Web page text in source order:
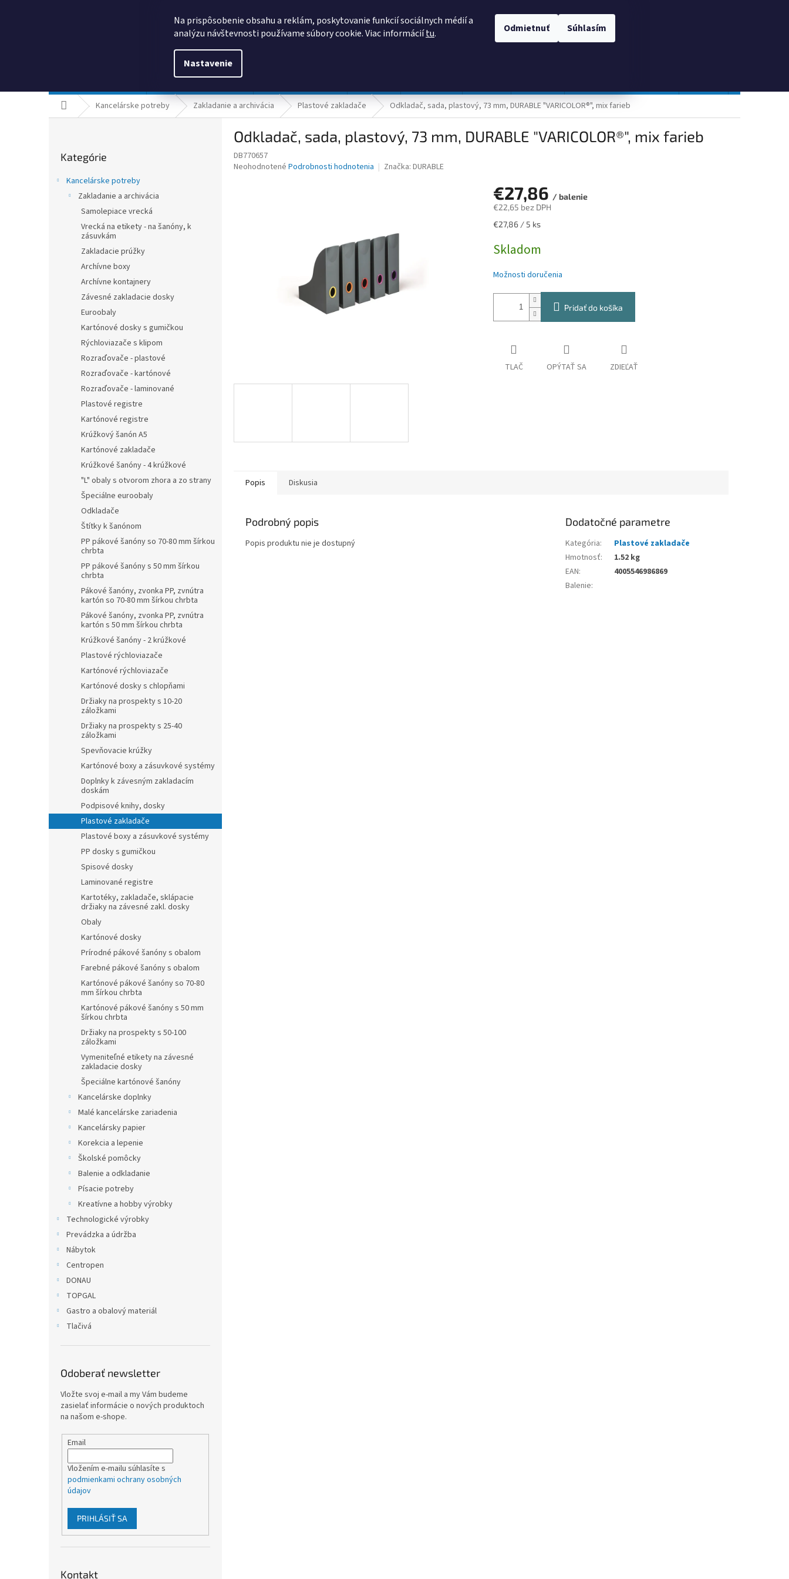
Na prispôsobenie obsahu a reklám, poskytovanie funkcií sociálnych médií a
analýzu návštevnosti používame súbory cookie. Viac informáciítu.
Nastavenie
Odmietnuť Súhlasím
DomovKancelárske potreby Zakladanie a archivácia Plastové zakladače Odkladač, sada, plastový, 73 mm, DURABLE "VARICOLOR®", mix farieb
kategórie
Kategórie
Kancelárske potreby
Zakladanie a archivácia
Samolepiace vrecká
Vrecká na etikety - na šanóny, k
zásuvkám
Zakladacie prúžky
Archívne boxy
Archívne kontajnery
Závesné zakladacie dosky
Euroobaly
Kartónové dosky s gumičkou
Rýchloviazače s klipom
Rozraďovače - plastové
Rozraďovače - kartónové
Rozraďovače - laminované
Plastové registre
Kartónové registre
Krúžkový šanón A5
Kartónové zakladače
Krúžkové šanóny - 4 krúžkové
"L" obaly s otvorom zhora a zo strany
Špeciálne euroobaly
Odkladače
Štítky k šanónom
PP pákové šanóny so 70-80 mm šírkou
chrbta
PP pákové šanóny s 50 mm šírkou
chrbta
Pákové šanóny, zvonka PP, zvnútra
kartón so 70-80 mm šírkou chrbta
Pákové šanóny, zvonka PP, zvnútra
kartón s 50 mm šírkou chrbta
Krúžkové šanóny - 2 krúžkové
Plastové rýchloviazače
Kartónové rýchloviazače
Kartónové dosky s chlopňami
Držiaky na prospekty s 10-20
záložkami
Držiaky na prospekty s 25-40
záložkami
Spevňovacie krúžky
Kartónové boxy a zásuvkové systémy
Doplnky k závesným zakladacím
doskám
Podpisové knihy, dosky
Plastové zakladače
Plastové boxy a zásuvkové systémy
PP dosky s gumičkou
Spisové dosky
Laminované registre
Kartotéky, zakladače, sklápacie
držiaky na závesné zakl. dosky
Obaly
Kartónové dosky
Prírodné pákové šanóny s obalom
Farebné pákové šanóny s obalom
Kartónové pákové šanóny so 70-80
mm šírkou chrbta
Kartónové pákové šanóny s 50 mm
šírkou chrbta
Držiaky na prospekty s 50-100
záložkami
Vymeniteľné etikety na závesné
zakladacie dosky
Špeciálne kartónové šanóny
Kancelárske doplnky
Malé kancelárske zariadenia
Kancelársky papier
Korekcia a lepenie
Školské pomôcky
Balenie a odkladanie
Písacie potreby
Kreatívne a hobby výrobky
Technologické výrobky
Prevádzka a údržba
Nábytok
Centropen
DONAU
TOPGAL
Gastro a obalový materiál
Tlačivá
Odoberať newsletter
Vložte svoj e-mail a my Vám budeme
zasielať informácie o nových produktoch
na našom e-shope.
Email
Vložením e-mailu súhlasíte s
podmienkami ochrany osobných
údajov
PRIHLÁSIŤ SA
Kontakt
Odkladač, sada, plastový, 73 mm, DURABLE "VARICOLOR®", mix farieb
DB770657
Priemerné
Neohodnotené Podrobnosti hodnotenia Značka: DURABLE
€27,86 / balenie
€22,65 bez DPH
Jednotková
€27,86 / 5 ks
Skladom
Možnosti doručenia
Pridať do košíka
TLAČ OPÝTAŤ SA ZDIEĽAŤ
Popis Diskusia
Podrobný popis
Popis produktu nie je dostupný
Dodatočné parametre
Kategória:
Plastové zakladače
Hmotnosť:
1.52 kg
EAN:
4005546986869
Balenie: